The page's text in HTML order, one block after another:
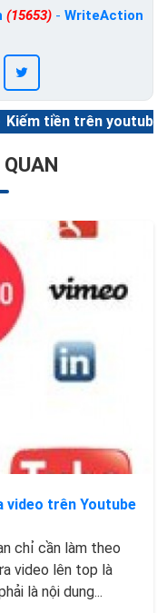
(15653)- WriteAction
Kiếm tiền trên youtube
video trên Youtube
chỉ cần làm theo
video lên top là
là nội dung...